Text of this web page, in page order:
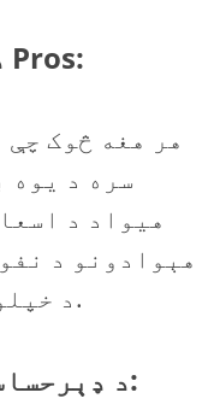
د ډېرحساسیت اسعارو د Pros:
هر هغه څوک
سره د یوه
هیواد د
هېوادونو د
د خپلو باوري سپما وژغوري.
د ډېرحساسیت اسعارو له بندڅخه: